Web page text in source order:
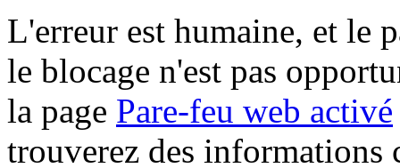
L'erreur est humaine, et le
le blocage n'est pas
la page Pare-feu web activé
trouverez des informations